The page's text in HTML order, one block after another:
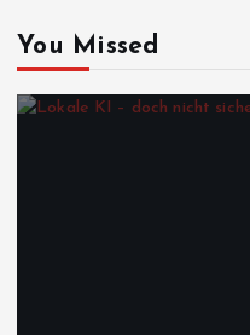
You Missed